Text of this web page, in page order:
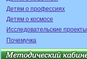
Детям о профессиях
Детям о космосе
Исследовательские проекты
Почемучка